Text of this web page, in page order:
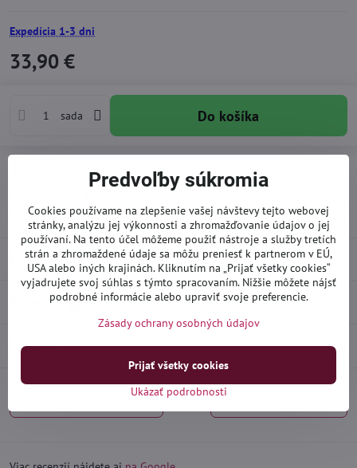
Expedícia 1-3 dni
33,90 €
sada Do košíka
Výrobca:Heko
Popis
Recenzie 0
Diskusia 0
Predvoľby súkromia
Cookies používame na zlepšenie vašej návštevy tejto webovej
stránky, analýzu jej výkonnosti a zhromažďovanie údajov o jej
používaní. Na tento účel môžeme použiť nástroje a služby tretích
strán a zhromaždené údaje sa môžu preniesť k partnerom v EÚ,
USA alebo iných krajinách. Kliknutím na „Prijať všetky cookies“
vyjadrujete svoj súhlas s týmto spracovaním. Nižšie môžete nájsť
podrobné informácie alebo upraviť svoje preferencie.
Zásady ochrany osobných údajov
Ukázať podrobnosti
Prijať všetky cookies